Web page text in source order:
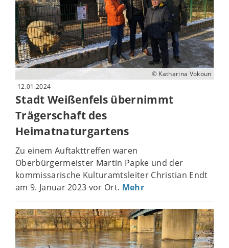
© Katharina Vokoun
12.01.2024
Stadt Weißenfels übernimmt
Trägerschaft des
Heimatnaturgartens
Zu einem Auftakttreffen waren
Oberbürgermeister Martin Papke und der
kommissarische Kulturamtsleiter Christian Endt
am 9. Januar 2023 vor Ort. Mehr